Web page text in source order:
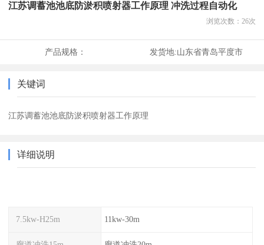
江苏调蓄池池底防淤积喷射器工作原理 冲洗过程自动化
浏览次数： 26次
产品规格： 发货地:山东省青岛平度市
关键词
江苏调蓄池池底防淤积喷射器工作原理
详细说明
7.5kw-H25m 11kw-30m